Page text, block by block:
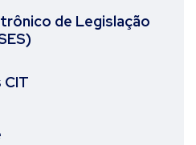
de Legislação
CIT